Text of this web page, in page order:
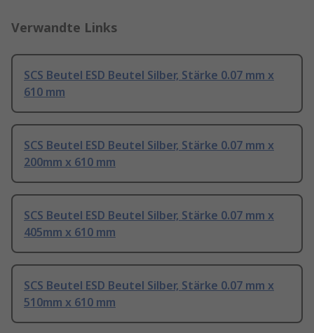
Verwandte Links
SCS Beutel ESD Beutel Silber, Stärke 0.07 mm x
610 mm
SCS Beutel ESD Beutel Silber, Stärke 0.07 mm x
200mm x 610 mm
SCS Beutel ESD Beutel Silber, Stärke 0.07 mm x
405mm x 610 mm
SCS Beutel ESD Beutel Silber, Stärke 0.07 mm x
510mm x 610 mm